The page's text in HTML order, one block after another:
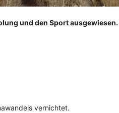
und den Sport ausgewiesen.
vernichtet.